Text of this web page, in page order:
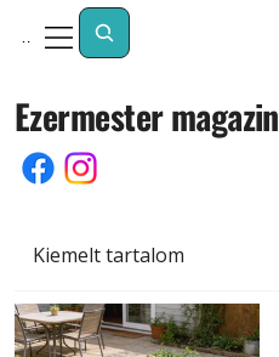
Menu
Ezermester magazin
Kiemelt tartalom